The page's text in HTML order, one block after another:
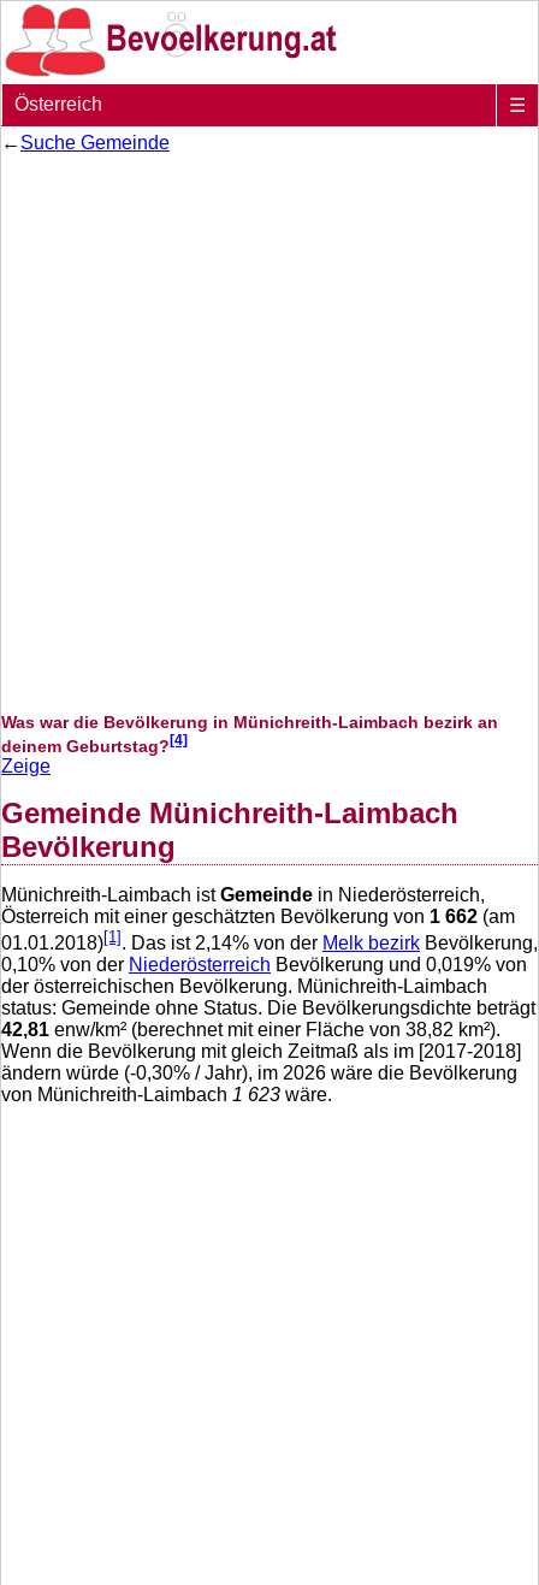
Österreich
☰
← Suche Gemeinde
Was war die Bevölkerung in Münichreith-Laimbach bezirk an
deinem Geburtstag?[4]
Zeige
Gemeinde Münichreith-Laimbach
Bevölkerung
Münichreith-Laimbach istGemeinde in Niederösterreich,
Österreich mit einer geschätzten Bevölkerung von 1 662 (am
01.01.2018)[1] . Das ist 2,14% von der Melk bezirk Bevölkerung,
0,10% von der Niederösterreich Bevölkerung und 0,019% von
der österreichischen Bevölkerung. Münichreith-Laimbach
status: Gemeinde ohne Status. Die Bevölkerungsdichte beträgt
42,81 enw/km² (berechnet mit einer Fläche von 38,82 km²).
Wenn die Bevölkerung mit gleich Zeitmaß als im [2017-2018]
ändern würde (-0,30% / Jahr), im 2026 wäre die Bevölkerung
von Münichreith-Laimbach 1 623 wäre.